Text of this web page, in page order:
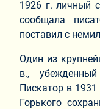
1926 г. личный
сообщала
поставил с
Один из
в.,
Пискатор в
Горького